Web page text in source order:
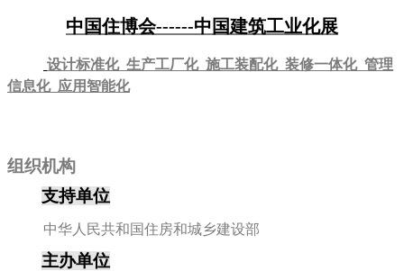
中国住博会------中国建筑工业化展
设计标准化 生产工厂化 施工装配化 装修一体化 管理
信息化 应用智能化
组织机构
支持单位
中华人民共和国住房和城乡建设部
主办单位